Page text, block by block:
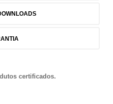
certificados.